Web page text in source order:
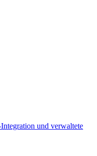
und verwaltete